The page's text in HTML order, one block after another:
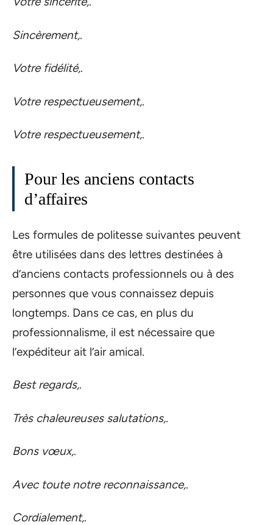
Sincèrement,.
Votre fidélité,.
Votre respectueusement,.
Votre respectueusement,.
Pour les anciens contacts
d’affaires
Les formules de politesse suivantes peuvent
être utilisées dans des lettres destinées à
d’anciens contacts professionnels ou à des
personnes que vous connaissez depuis
longtemps. Dans ce cas, en plus du
professionnalisme, il est nécessaire que
l’expéditeur ait l’air amical.
Best regards,.
Très chaleureuses salutations,.
Bons vœux,.
Avec toute notre reconnaissance,.
Cordialement,.